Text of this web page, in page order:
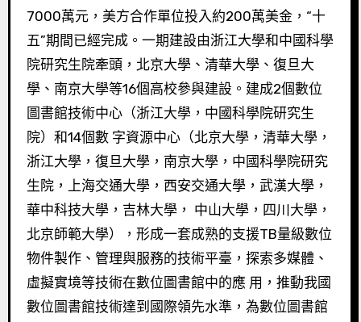
7000萬元，美方合作單位投入約200萬美金，“十
五”期間已經完成。一期建設由浙江大學和中國科學
院研究生院牽頭，北京大學、清華大學、復旦大
學、南京大學等16個高校參與建設。建成2個數位
圖書館技術中心（浙江大學，中國科學院研究生
院）和14個數 字資源中心（北京大學，清華大學，
浙江大學，復旦大學，南京大學，中國科學院研究
生院，上海交通大學，西安交通大學，武漢大學，
華中科技大學，吉林大學， 中山大學，四川大學，
北京師範大學），形成一套成熟的支援TB量級數位
物件製作、管理與服務的技術平臺，探索多媒體、
虛擬實境等技術在數位圖書館中的應 用，推動我國
數位圖書館技術達到國際領先水準，為數位圖書館